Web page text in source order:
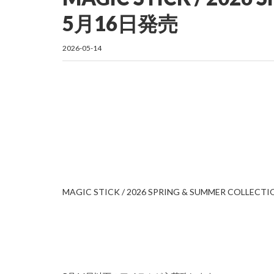
5月16日発売
2026-05-14
MAGIC STICK / 2026 SPRING & SUMMER